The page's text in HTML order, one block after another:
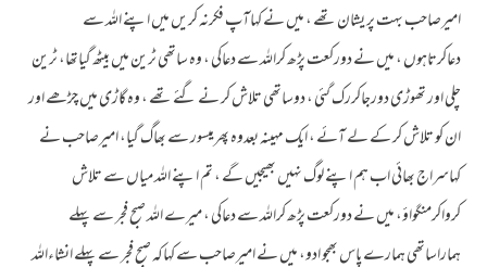
امیرصاحب بہت پر یشان تھے ، میں نے کہاآپ فکرنہ کریں میں اپنے اللہ سے
دعاکرتاہوں ، میں نے دورکعت پڑھ کراللہ سے دعاکی ، وہ ساتھی ٹرین میں بیٹھ گیاتھا، ٹرین
چلی اور تھوڑی دورجاکررک گئی ، دوساتھی تلاش کر نے گئے تھے ، وہ گاڑی میں چڑھے اور
ان کو تلاش کر کے لے آئے ، ایک مہینہ بعدوہ پھرمیسور سے بھاگ گیا، امیرصاحب نے
کہاسراج بھائی اب ہم اپنے لوگ نہیں بھیجیں گے ، تم اپنے اللہ میاں سے تلاش
کرواکرمنگواؤ، میں نے دورکعت پڑھ کراللہ سے دعاکی ، میرے اللہ صبح فجر سے پہلے
ہماراساتھی ہمارے پاس بھجو ادو، میں نے امیرصاحب سے کہاکہ صبح فجر سے پہلے انشاءاللہ